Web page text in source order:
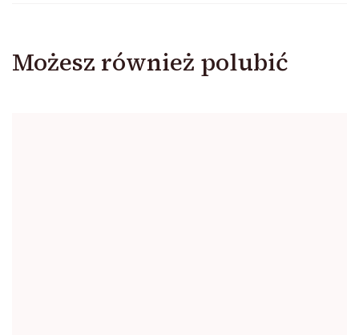
Możesz również polubić